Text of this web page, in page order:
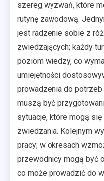
szereg wyzwań, które
rutynę zawodową.
jest radzenie sobie z
zwiedzających; każdy
poziom wiedzy, co
umiejętności
prowadzenia do
muszą być
sytuacje, które mogą
zwiedzania. Kolejnym
pracy; w okresach
przewodnicy mogą być
co może prowadzić do